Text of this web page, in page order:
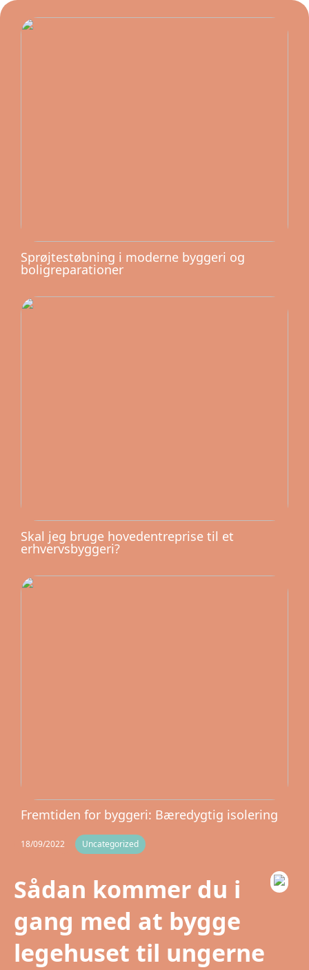
Sprøjtestøbning i moderne byggeri og
boligreparationer
Skal jeg bruge hovedentreprise til et
erhvervsbyggeri?
Fremtiden for byggeri: Bæredygtig isolering
18/09/2022 Uncategorized
Sådan kommer du i
gang med at bygge
legehuset til ungerne